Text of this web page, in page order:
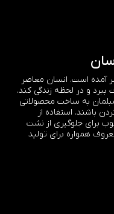
آمده است. انسان معاصر
و در لحظه زندگی کند.
به ساخت محصولاتی
باشند. استفاده از
برای جلوگیری از نشت
همواره برای تولید